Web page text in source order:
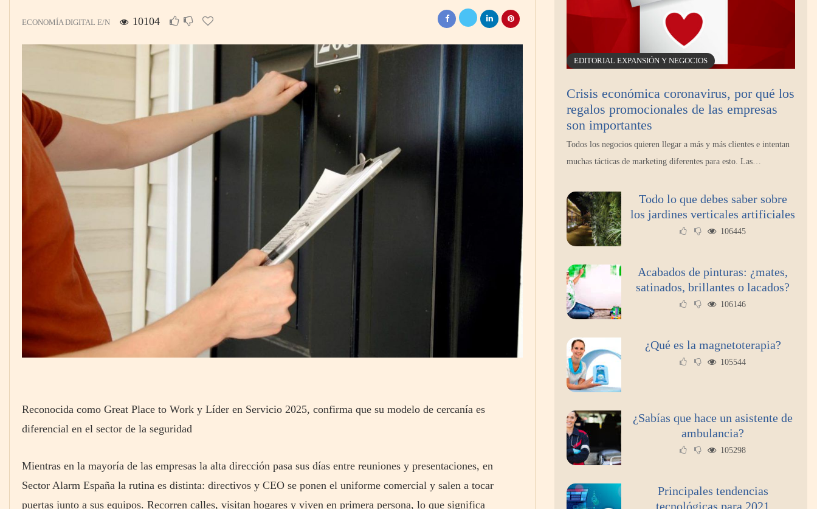
ECONOMÍA DIGITAL E/N 10104
Reconocida como Great Place to Work y Líder en Servicio 2025, confirma que su modelo de cercanía es
diferencial en el sector de la seguridad
Mientras en la mayoría de las empresas la alta dirección pasa sus días entre reuniones y presentaciones, en
Sector Alarm España la rutina es distinta: directivos y CEO se ponen el uniforme comercial y salen a tocar
puertas junto a sus equipos. Recorren calles, visitan hogares y viven en primera persona, lo que significa
EDITORIAL EXPANSIÓN Y NEGOCIOS
Crisis económica coronavirus, por qué los
regalos promocionales de las empresas
son importantes
Todos los negocios quieren llegar a más y más clientes e intentan
muchas tácticas de marketing diferentes para esto. Las…
Todo lo que debes saber sobre
los jardines verticales artificiales
106445
Acabados de pinturas: ¿mates,
satinados, brillantes o lacados?
106146
¿Qué es la magnetoterapia?
105544
¿Sabías que hace un asistente de
ambulancia?
105298
Principales tendencias
tecnológicas para 2021